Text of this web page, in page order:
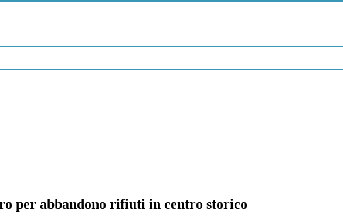
per abbandono rifiuti in centro storico